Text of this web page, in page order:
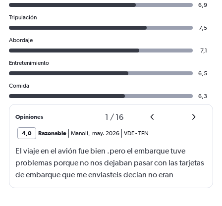
6,9
Tripulación
7,5
Abordaje
7,1
Entretenimiento
6,5
Comida
6,3
Opiniones 1 / 16
4,0 Razonable Manoli, may. 2026 VDE-TFN
El viaje en el avión fue bien .pero el embarque tuve
problemas porque no nos dejaban pasar con las tarjetas
de embarque que me enviasteis decían no eran
completas nonponia vuelo y querían los billetes y yo no